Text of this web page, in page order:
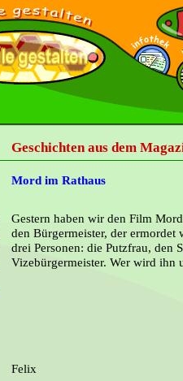
Geschichten aus dem
Mord im Rathaus
Gestern haben wir den Film
den Bürgermeister, der
drei Personen: die Putzfrau, den
Vizebürgermeister. Wer wird ihn
Felix